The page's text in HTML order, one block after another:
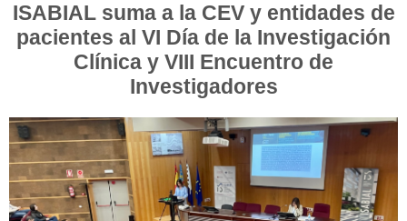
ISABIAL suma a la CEV y entidades de
pacientes al VI Día de la Investigación
Clínica y VIII Encuentro de
Investigadores